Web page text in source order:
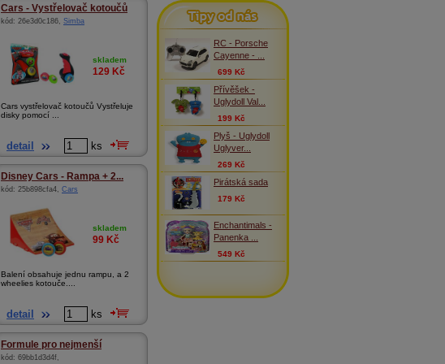
Cars - Vystřelovač kotoučů
kód: 26e3d0c186, Simba
skladem
129 Kč
Cars vystřelovač kotoučů Vystřeluje
disky pomocí ...
detail ks
Disney Cars - Rampa + 2...
kód: 25b898cfa4, Cars
skladem
99 Kč
Balení obsahuje jednu rampu, a 2
wheelies kotouče....
detail ks
Formule pro nejmenší
kód: 69bb1d3d4f,
Tipy od nás
RC - Porsche
Cayenne - ...
699 Kč
Přívěšek -
Uglydoll Val...
199 Kč
Plyš - Uglydoll
Uglyver...
269 Kč
Pirátská sada
179 Kč
Enchantimals -
Panenka ...
549 Kč